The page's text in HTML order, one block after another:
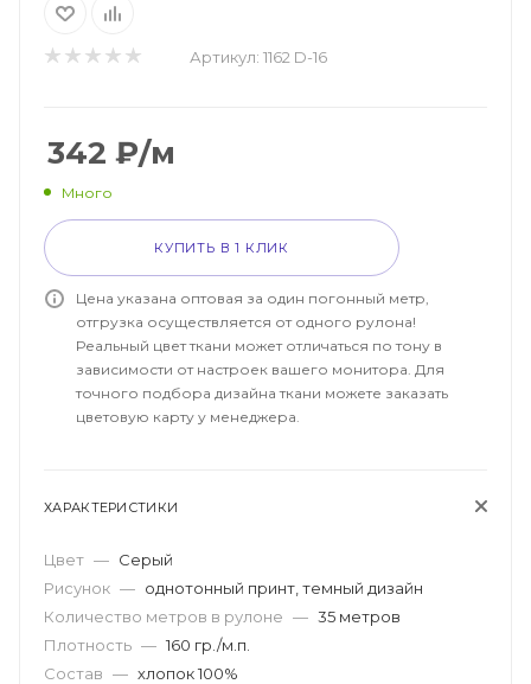
Артикул: 1162 D-16
342 ₽/м
Много
КУПИТЬ В 1 КЛИК
Цена указана оптовая за один погонный метр,
отгрузка осуществляется от одного рулона!
Реальный цвет ткани может отличаться по тону в
зависимости от настроек вашего монитора. Для
точного подбора дизайна ткани можете заказать
цветовую карту у менеджера.
ХАРАКТЕРИСТИКИ
Цвет — Серый
Рисунок — однотонный принт, темный дизайн
Количество метров в рулоне — 35 метров
Плотность — 160 гр./м.п.
Состав — хлопок 100%